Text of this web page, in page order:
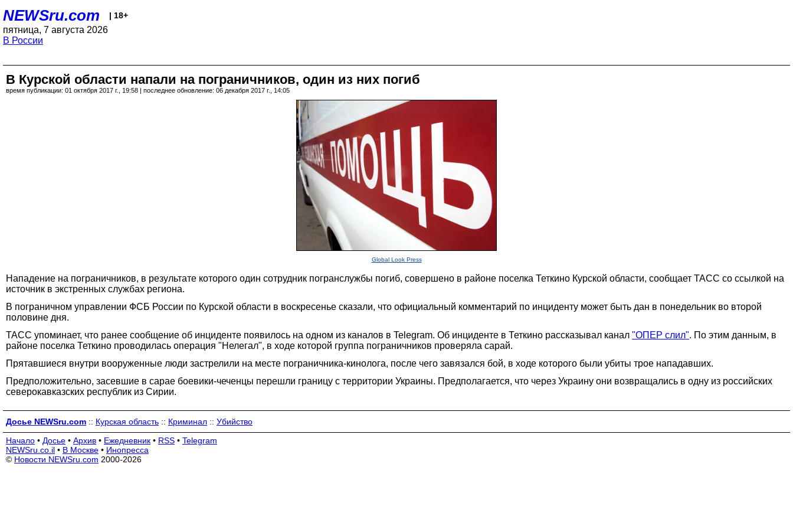
NEWSru.com | 18+
пятница, 7 августа 2026
В России
В Курской области напали на пограничников, один из них погиб
время публикации: 01 октября 2017 г., 19:58 | последнее обновление: 06 декабря 2017 г., 14:05
Global Look Press
Нападение на пограничников, в результате которого один сотрудник погранслужбы погиб, совершено в районе поселка Теткино Курской области, сообщает ТАСС со ссылкой на
источник в экстренных службах региона.
В пограничном управлении ФСБ России по Курской области в воскресенье сказали, что официальный комментарий по инциденту может быть дан в понедельник во второй
половине дня.
ТАСС упоминает, что ранее сообщение об инциденте появилось на одном из каналов в Telegram. Об инциденте в Теткино рассказывал канал "ОПЕР слил". По этим данным, в
районе поселка Теткино проводилась операция "Нелегал", в ходе которой группа пограничников проверяла сарай.
Прятавшиеся внутри вооруженные люди застрелили на месте пограничника-кинолога, после чего завязался бой, в ходе которого были убиты трое нападавших.
Предположительно, засевшие в сарае боевики-чеченцы перешли границу с территории Украины. Предполагается, что через Украину они возвращались в одну из российских
северокавказских республик из Сирии.
Досье NEWSru.com :: Курская область :: Криминал :: Убийство
Начало • Досье • Архив • Ежедневник • RSS • Telegram
NEWSru.co.il • В Москве • Инопресса
© Новости NEWSru.com 2000-2026